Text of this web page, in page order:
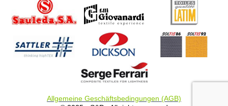
Allgemeine Geschäftsbedingungen (AGB)